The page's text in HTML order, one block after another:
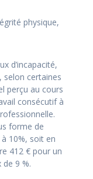
physique,
d’incapacité,
selon certaines
perçu au cours
consécutif à
forme de
10%, soit en
412 € pour un
9 %.